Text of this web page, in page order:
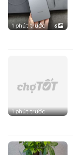
1 phút trước 6
1 phút trước